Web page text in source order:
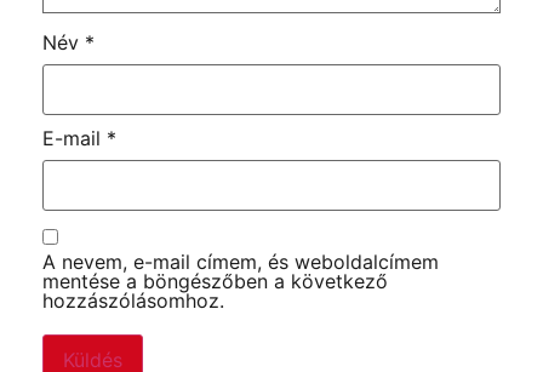
Név *
E-mail *
A nevem, e-mail címem, és weboldalcímem
mentése a böngészőben a következő
hozzászólásomhoz.